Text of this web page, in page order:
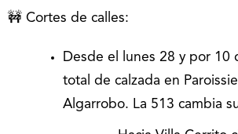
🚧 Cortes de calles:
Desde el lunes 28 y por 10
total de calzada en
Algarrobo. La 513 cambia